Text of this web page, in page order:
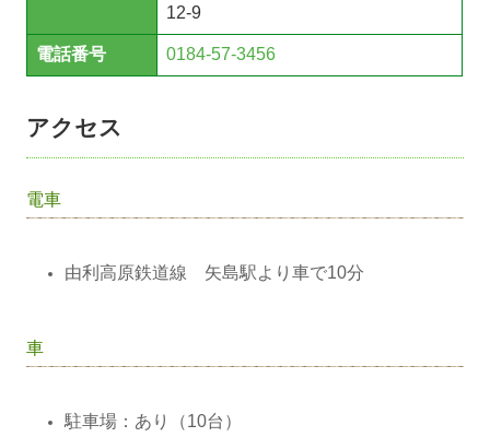
12-9
電話番号 0184-57-3456
アクセス
電車
由利高原鉄道線 矢島駅より車で10分
車
駐車場：あり（10台）